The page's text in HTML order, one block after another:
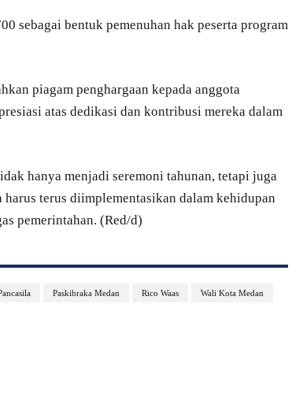
sebagai bentuk pemenuhan hak peserta program
piagam penghargaan kepada anggota
atas dedikasi dan kontribusi mereka dalam
hanya menjadi seremoni tahunan, tetapi juga
terus diimplementasikan dalam kehidupan
pemerintahan. (Red/d)
Paskibraka Medan Rico Waas Wali Kota Medan